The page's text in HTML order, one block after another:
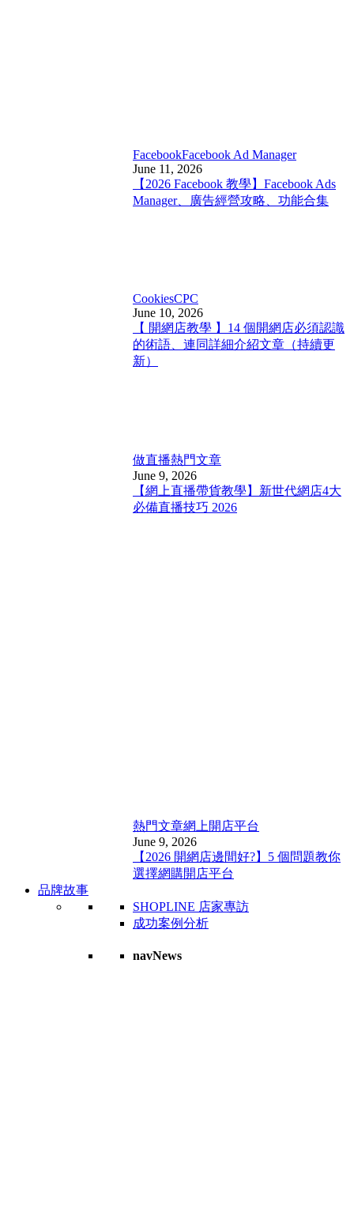
FacebookFacebook Ad Manager
June 11, 2026
【2026 Facebook 教學】Facebook Ads
Manager、廣告經營攻略、功能合集
CookiesCPC
June 10, 2026
【 開網店教學 】14 個開網店必須認識
的術語、連同詳細介紹文章（持續更
新）
做直播熱門文章
June 9, 2026
【網上直播帶貨教學】新世代網店4大
必備直播技巧 2026
熱門文章網上開店平台
June 9, 2026
【2026 開網店邊間好?】5 個問題教你
選擇網購開店平台
品牌故事
SHOPLINE 店家專訪
成功案例分析
navNews